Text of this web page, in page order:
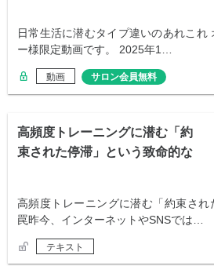
日常生活に潜むタイプ違いのあれこれ
ー様限定動画です。 2025年1…
動画 サロン会員無料
高頻度トレーニングに潜む「約
束された停滞」という致命的な
高頻度トレーニングに潜む「約束され
罠昨今、インターネットやSNSでは…
テキスト